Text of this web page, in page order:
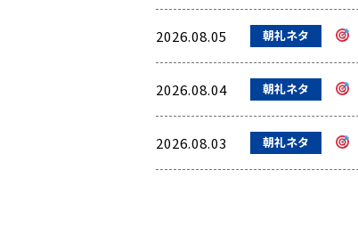
2026.08.05 朝礼ネタ
2026.08.04 朝礼ネタ
2026.08.03 朝礼ネタ